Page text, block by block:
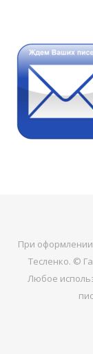
При
Тесленко. ©
Любое